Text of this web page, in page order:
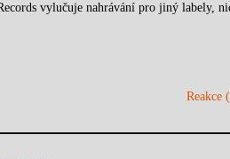
vylučuje nahrávání pro jiný labely,
Reakce